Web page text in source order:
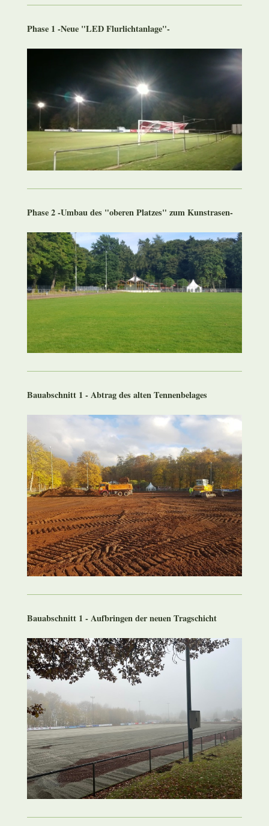
Phase 1 -Neue "LED Flurlichtanlage"-
Phase 2 -Umbau des "oberen Platzes" zum Kunstrasen-
Bauabschnitt 1 - Abtrag des alten Tennenbelages
Bauabschnitt 1 - Aufbringen der neuen Tragschicht